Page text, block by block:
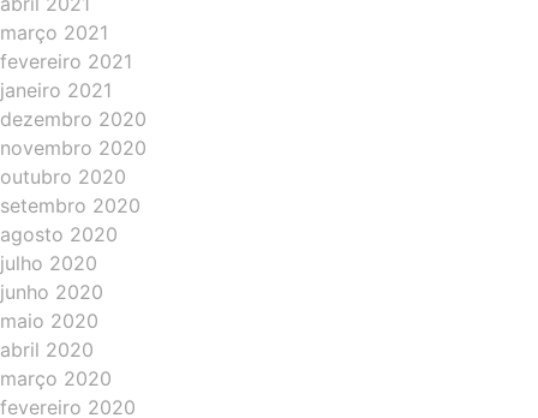
março 2021
fevereiro 2021
janeiro 2021
dezembro 2020
novembro 2020
outubro 2020
setembro 2020
agosto 2020
julho 2020
junho 2020
maio 2020
abril 2020
março 2020
fevereiro 2020